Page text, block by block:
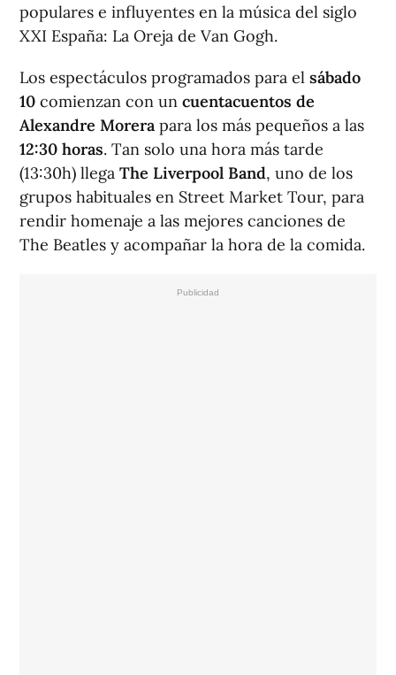
populares e influyentes en la música del siglo
XXI España: La Oreja de Van Gogh.
Los espectáculos programados para el sábado
10 comienzan con un cuentacuentos de
Alexandre Morera para los más pequeños a las
12:30 horas. Tan solo una hora más tarde
(13:30h) llega The Liverpool Band, uno de los
grupos habituales en Street Market Tour, para
rendir homenaje a las mejores canciones de
The Beatles y acompañar la hora de la comida.